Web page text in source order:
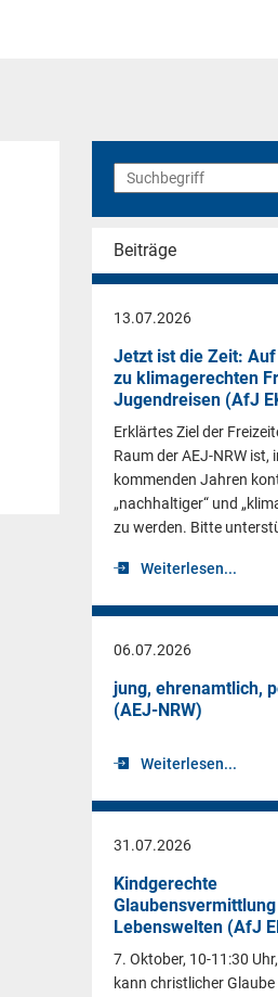
Beiträge
13.07.2026
Jetzt ist die Zeit:
zu klimagerechten
Jugendreisen (AfJ
Erklärtes Ziel der
Raum der AEJ-NRW ist,
kommenden Jahren
„nachhaltiger“ und
zu werden. Bitte
Weiterlesen...
06.07.2026
jung, ehrenamtlich,
(AEJ-NRW)
Weiterlesen...
31.07.2026
Kindgerechte
Lebenswelten (AfJ
7. Oktober, 10-11:30
kann christlicher Glaube